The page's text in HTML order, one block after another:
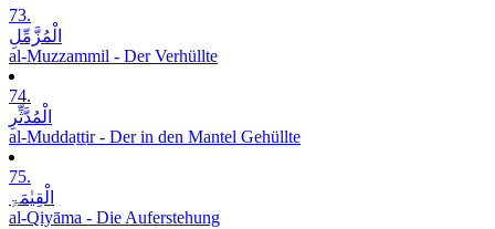
73.
الْمُزَّمِّلِ
al-Muzzammil - Der Verhüllte
74.
الْمُدَّثِّرِ
al-Muddaṯṯir - Der in den Mantel Gehüllte
75.
الْقِیٰمَۃِ
al-Qiyāma - Die Auferstehung